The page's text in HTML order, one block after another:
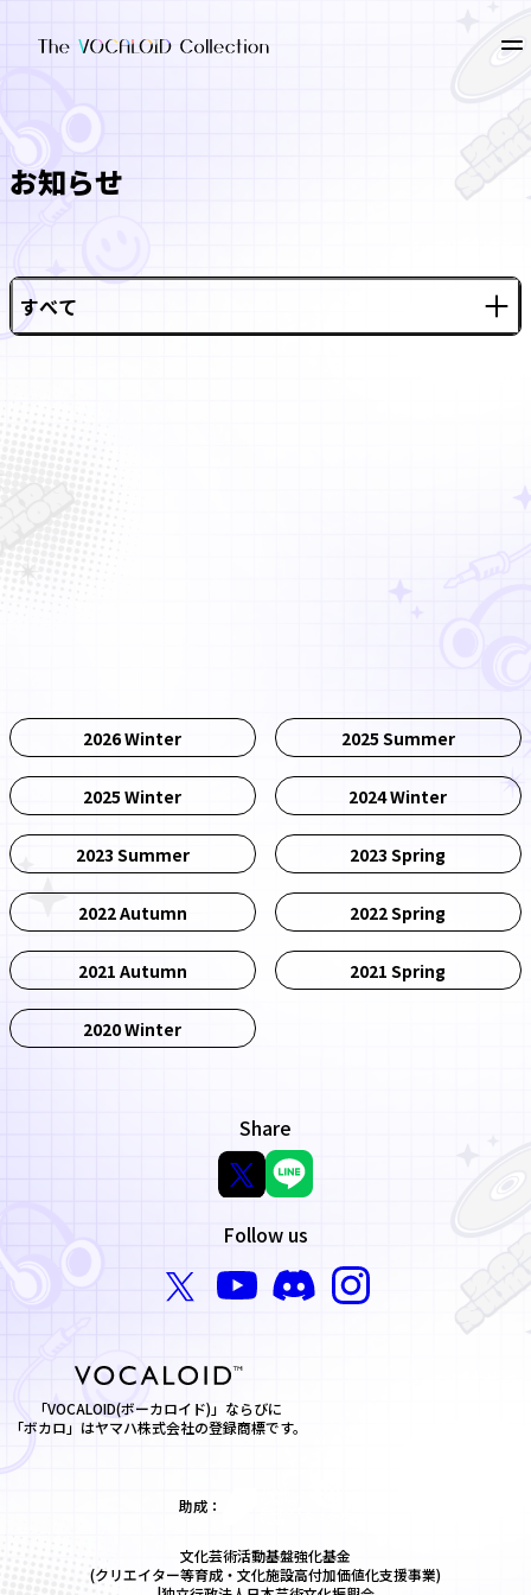
お知らせ
すべて
その他
2026 Winter 2025 Summer
2025 Winter 2024 Winter
2023 Summer 2023 Spring
2022 Autumn 2022 Spring
2021 Autumn 2021 Spring
2020 Winter
Share
Follow us
「VOCALOID(ボーカロイド)」ならびに
「ボカロ」はヤマハ株式会社の登録商標です。
助成：
文化芸術活動基盤強化基金
(クリエイター等育成・文化施設高付加価値化支援事業)